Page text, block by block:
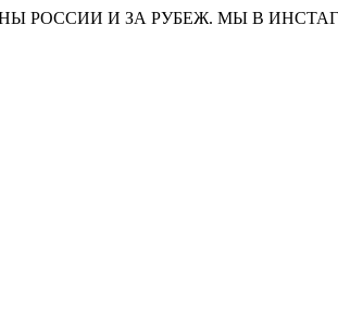
РОССИИ И ЗА РУБЕЖ. МЫ В